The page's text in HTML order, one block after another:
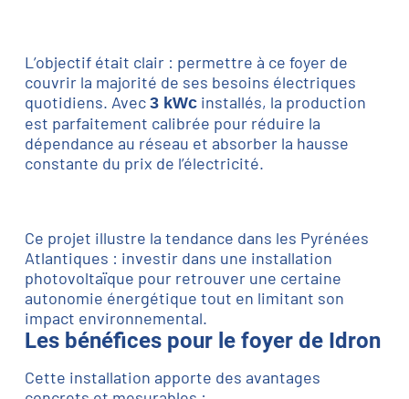
L’objectif était clair : permettre à ce foyer de
couvrir la majorité de ses besoins électriques
quotidiens. Avec 3 kWcinstallés, la production
est parfaitement calibrée pour réduire la
dépendance au réseau et absorber la hausse
constante du prix de l’électricité.
Ce projet illustre la tendance dans les Pyrénées
Atlantiques : investir dans une installation
photovoltaïque pour retrouver une certaine
autonomie énergétique tout en limitant son
impact environnemental.
6 Panneaux
Les bénéfices pour le foyer de Idron
Cette installation apporte des avantages